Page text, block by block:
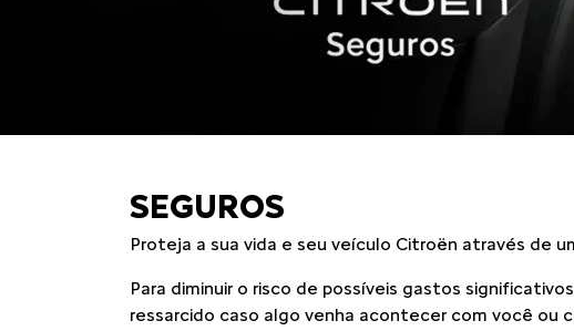
SEGUROS
Proteja a sua vida e seu veículo Citroën através de
Para diminuir o risco de possíveis gastos
ressarcido caso algo venha acontecer com você ou